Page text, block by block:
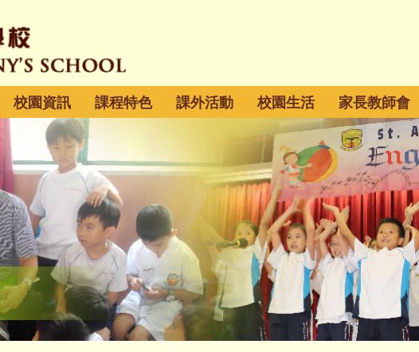
校園資訊 課程特色 課外活動 校園生活 家長教師會